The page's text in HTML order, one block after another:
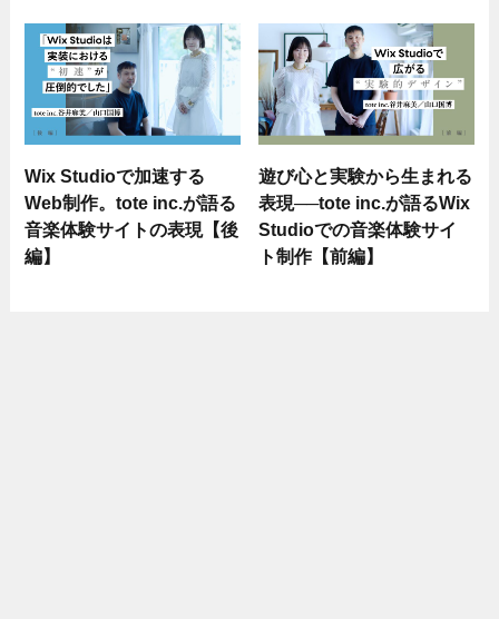
Wix Studioで加速する
Web制作。tote inc.が語る
音楽体験サイトの表現【後
編】
遊び心と実験から生まれる
表現──tote inc.が語るWix
Studioでの音楽体験サイ
ト制作【前編】